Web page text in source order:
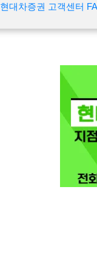
현대차증권 고객센터